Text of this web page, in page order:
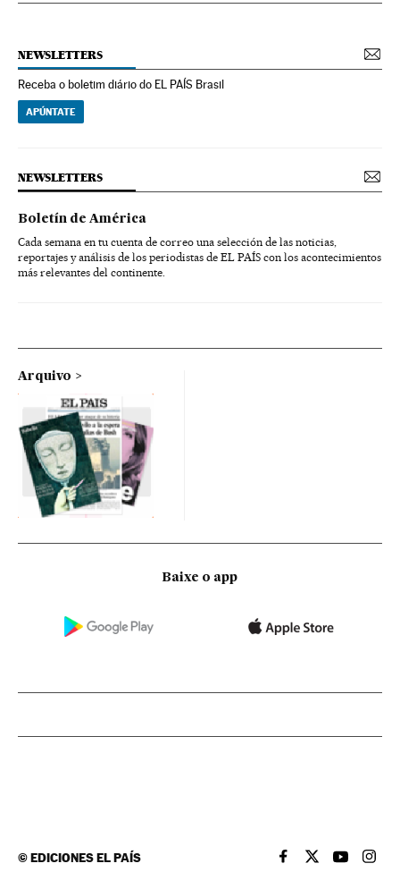
NEWSLETTERS
Receba o boletim diário do EL PAÍS Brasil
APÚNTATE
NEWSLETTERS
Boletín de América
Cada semana en tu cuenta de correo una selección de las noticias,
reportajes y análisis de los periodistas de EL PAÍS con los acontecimientos
más relevantes del continente.
Arquivo
Baixe o app
©EDICIONES EL PAÍS EL PAÍS BRASIL EN
EL PAÍSEL PAÍS
EL